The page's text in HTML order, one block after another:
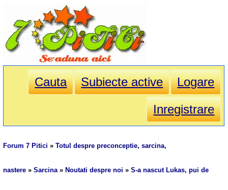
Cauta Subiecte active
Logare
Inregistrare
Forum 7 Pitici »Totul despre preconceptie, sarcina,
nastere »Sarcina» Noutati despre noi »S-a nascut Lukas, pui de